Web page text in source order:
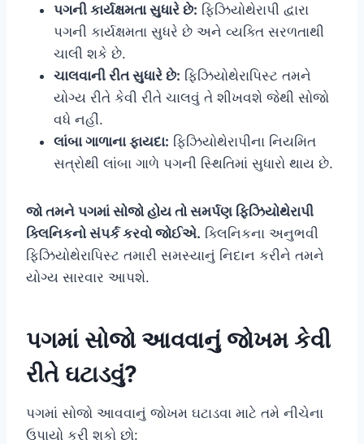
પગની કાર્યક્ષમતા સુધારે છે: ફિઝિયોથેરાપી દ્વારા
પગની કાર્યક્ષમતા સુધરે છે અને વ્યક્તિ સરળતાથી
ચાલી શકે છે.
ચાલવાની રીત સુધારે છે: ફિઝિયોથેરાપિસ્ટ તમને
યોગ્ય રીતે કેવી રીતે ચાલવું તે શીખવશે જેથી સોજો
વધે નહીં.
લાંબા ગાળાના ફાયદા: ફિઝિયોથેરાપીના નિયમિત
સત્રોથી લાંબા ગાળે પગની સ્થિતિમાં સુધારો થાય છે.
જો તમને પગમાં સોજો હોય તો સમર્પણ ફિઝિયોથેરાપી
ક્લિનિકનો સંપર્ક કરવો જોઈએ. ક્લિનિકના અનુભવી
ફિઝિયોથેરાપિસ્ટ તમારી સમસ્યાનું નિદાન કરીને તમને
યોગ્ય સારવાર આપશે.
પગમાં સોજો આવવાનું જોખમ કેવી
રીતે ઘટાડવું?
પગમાં સોજો આવવાનું જોખમ ઘટાડવા માટે તમે નીચેના
ઉપાયો કરી શકો છો: